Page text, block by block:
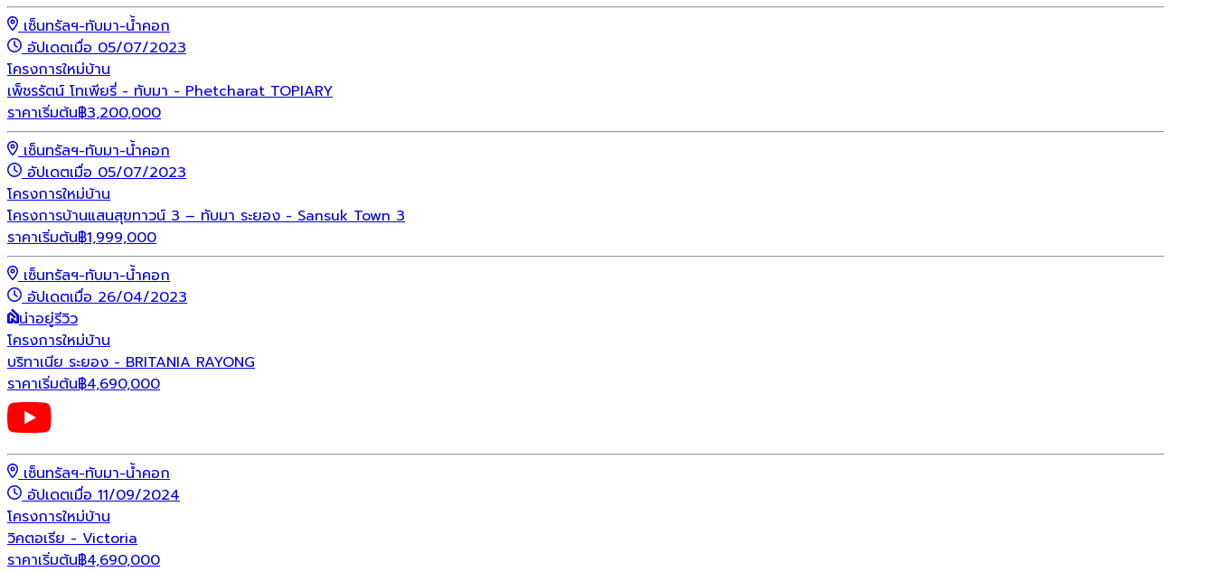
เซ็นทรัลฯ-ทับมา-น้ำคอก
อัปเดตเมื่อ 05/07/2023
โครงการใหม่บ้าน
เพ็ชรรัตน์ โทเพียรี่ - ทับมา - Phetcharat TOPIARY
ราคาเริ่มต้น฿3,200,000
เซ็นทรัลฯ-ทับมา-น้ำคอก
อัปเดตเมื่อ 05/07/2023
โครงการใหม่บ้าน
โครงการบ้านแสนสุขทาวน์ 3 – ทับมา ระยอง - Sansuk Town 3
ราคาเริ่มต้น฿1,999,000
เซ็นทรัลฯ-ทับมา-น้ำคอก
อัปเดตเมื่อ 26/04/2023
น่าอยู่รีวิว
โครงการใหม่บ้าน
บริทาเนีย ระยอง - BRITANIA RAYONG
ราคาเริ่มต้น฿4,690,000
เซ็นทรัลฯ-ทับมา-น้ำคอก
อัปเดตเมื่อ 11/09/2024
โครงการใหม่บ้าน
วิคตอเรีย - Victoria
ราคาเริ่มต้น฿4,690,000